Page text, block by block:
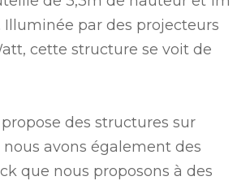
Illuminée par des projecteurs
cette structure se voit de
propose des structures sur
avons également des
que nous proposons à des